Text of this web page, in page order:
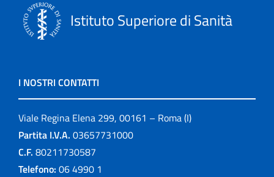
Istituto Superiore di Sanità
I NOSTRI CONTATTI
Viale Regina Elena 299, 00161 – Roma (I)
Partita I.V.A. 03657731000
C.F. 80211730587
Telefono: 06 4990 1